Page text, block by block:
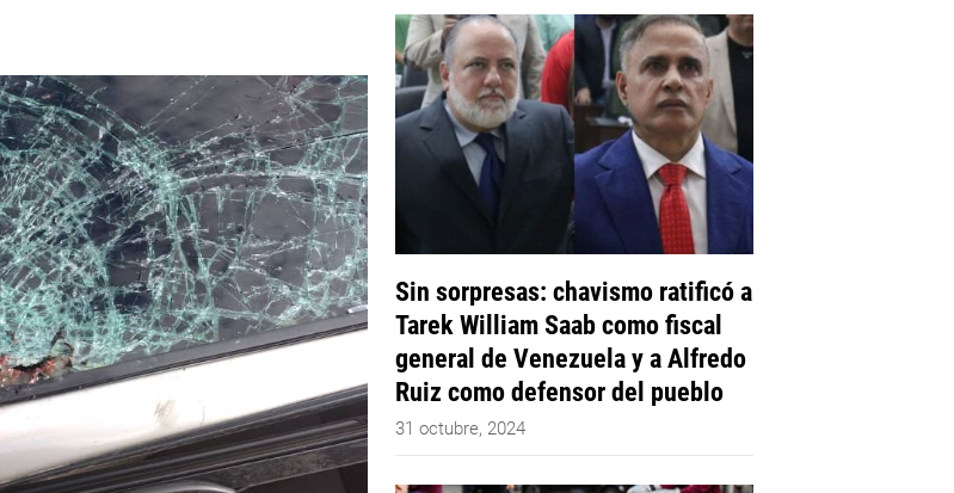
Sin sorpresas: chavismo ratificó a
Tarek William Saab como fiscal
general de Venezuela y a Alfredo
Ruiz como defensor del pueblo
31 octubre, 2024